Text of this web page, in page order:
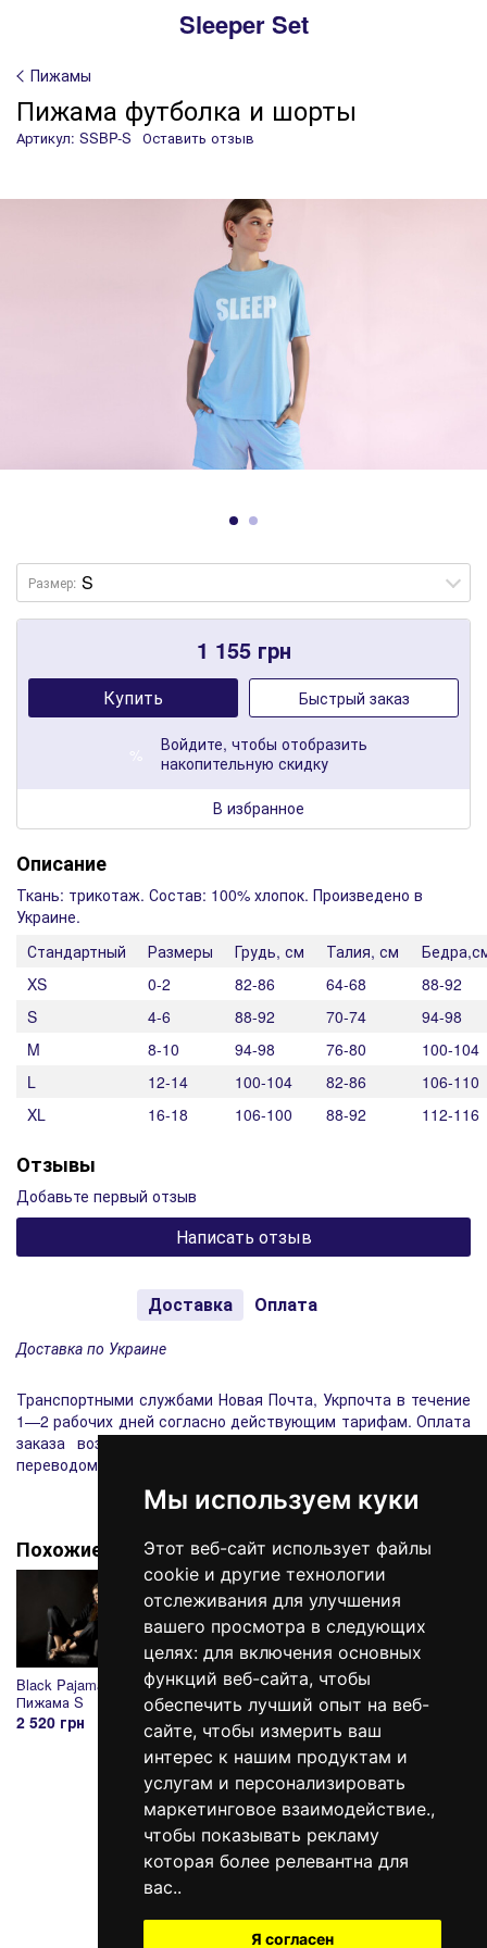
Мы используем куки
Этот веб-сайт использует файлы
cookie и другие технологии
отслеживания для улучшения
вашего просмотра в следующих
целях: для включения основных
функций веб-сайта, чтобы
обеспечить лучший опыт на веб-
сайте, чтобы измерить ваш
интерес к нашим продуктам и
услугам и персонализировать
маркетинговое взаимодействие.,
чтобы показывать рекламу
которая более релевантна для
вас..
Я согласен
Пижамы
Пижама футболка и шорты
Артикул: SSBP-S Оставить отзыв
Размер:
1 155грн
Купить Быстрый заказ
Войдите, чтобы отобразить
накопительную скидку
В избранное
Описание
Ткань: трикотаж. Состав: 100% хлопок. Произведено в
Украине.
Стандартный
Размеры Грудь, см Талия, см
XS
0-2 82-86 64-68
88-92
S
4-6 88-92 70-74
94-98
M
8-10 94-98 76-80
100-104
L
12-14 100-104 82-86
106-110
XL
16-18 106-100 88-92 112-116
Отзывы
Добавьте первый отзыв
Написать отзыв
Доставка Оплата
Доставка по Украине
Транспортными службами Новая Почта, Укрпочта в течение
1—2 рабочих дней согласно действующим тарифам. Оплата
заказа возможна наличными при получении заказа или
переводом на карточку-счет Приватбанка.
Похожие товары
Black Pajamas
Пижама S
2 520 грн
Sleep Nude Pink
Пижама, M
1 155 грн
Carmine Пижама M
1 650 грн
098 640-93-46
Контактная информация
Полная версия сайта
© 2014—2026
Sleeper Set